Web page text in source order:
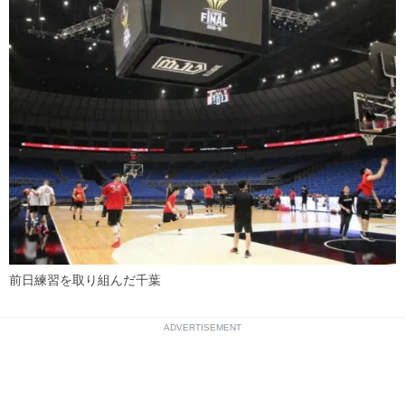
前日練習を取り組んだ千葉
ADVERTISEMENT